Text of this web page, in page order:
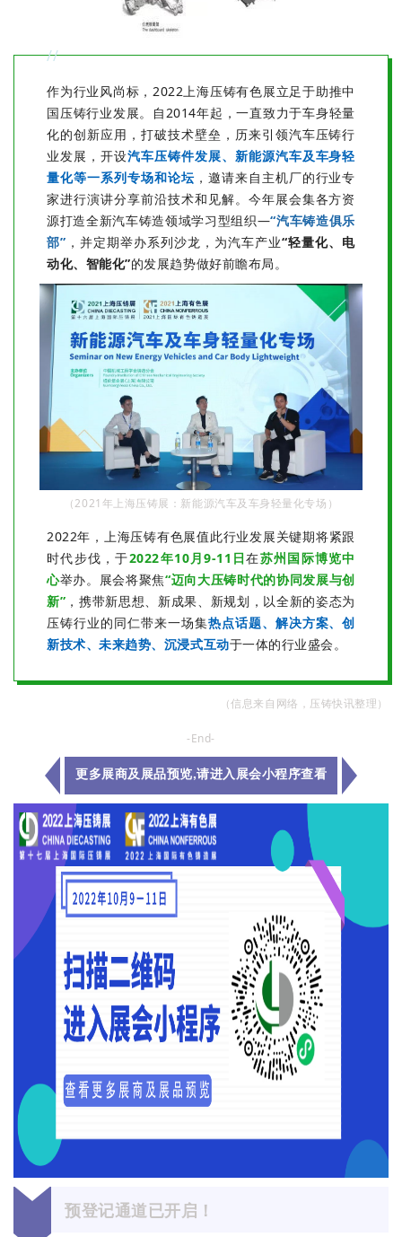
//
作为行业风尚标，2022上海压铸有色展立足于助推中
国压铸行业发展。自2014年起，一直致力于车身轻量
化的创新应用，打破技术壁垒，历来引领汽车压铸行
业发展，开设汽车压铸件发展、新能源汽车及车身轻
量化等一系列专场和论坛，邀请来自主机厂的行业专
家进行演讲分享前沿技术和见解。今年展会集各方资
源打造全新汽车铸造领域学习型组织—“汽车铸造俱乐
部” ，并定期举办系列沙龙，为汽车产业“轻量化、电
动化、智能化”的发展趋势做好前瞻布局。
（2021年上海压铸展：新能源汽车及车身轻量化专场）
2022年，上海压铸有色展值此行业发展关键期将紧跟
时代步伐，于2022年10月9-11日在苏州国际博览中
心举办。展会将聚焦“迈向大压铸时代的协同发展与创
新” ，携带新思想、新成果、新规划，以全新的姿态为
压铸行业的同仁带来一场集热点话题、解决方案、创
新技术、未来趋势、沉浸式互动于一体的行业盛会。
（信息来自网络，压铸快讯整理）
-End-
更多展商及展品预览,请进入展会小程序查看
预登记通道已开启！